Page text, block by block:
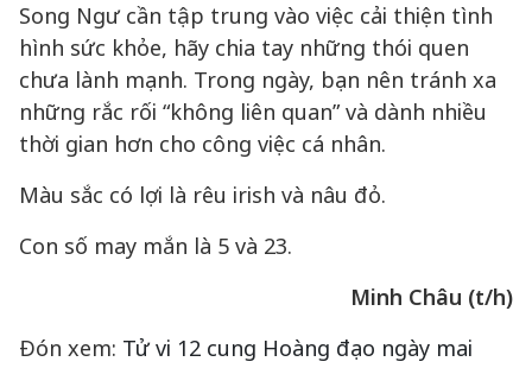
Song Ngư cần tập trung vào việc cải thiện tình
hình sức khỏe, hãy chia tay những thói quen
chưa lành mạnh. Trong ngày, bạn nên tránh xa
những rắc rối “không liên quan” và dành nhiều
thời gian hơn cho công việc cá nhân.
Màu sắc có lợi là rêu irish và nâu đỏ.
Con số may mắn là 5 và 23.
Minh Châu (t/h)
Đón xem: Tử vi 12 cung Hoàng đạo ngày mai